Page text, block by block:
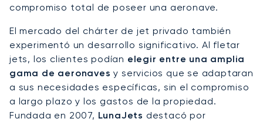
compromiso total de poseer una aeronave.
El mercado del chárter de jet privado también
experimentó un desarrollo significativo. Al fletar
jets, los clientes podían elegir entre una amplia
gama de aeronaves y servicios que se adaptaran
a sus necesidades específicas, sin el compromiso
a largo plazo y los gastos de la propiedad.
Fundada en 2007, LunaJets destacó por